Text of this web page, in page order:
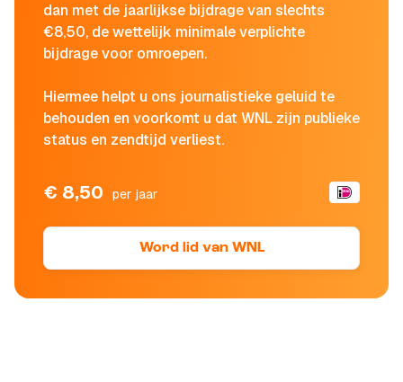
dan met de jaarlijkse bijdrage van slechts
€8,50, de wettelijk minimale verplichte
bijdrage voor omroepen.
Hiermee helpt u ons journalistieke geluid te
behouden en voorkomt u dat WNL zijn publieke
status en zendtijd verliest.
€ 8,50 per jaar
Word lid van WNL